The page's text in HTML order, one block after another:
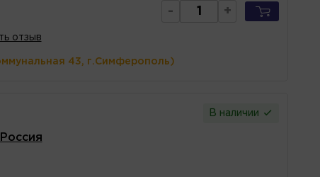
- +
отзыв
43, г.Симферополь)
В наличии